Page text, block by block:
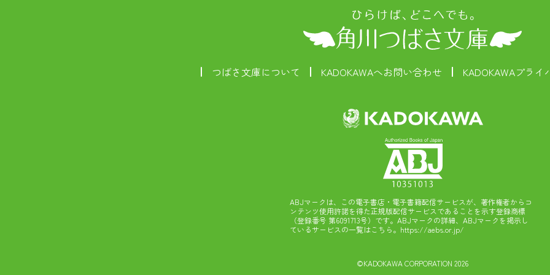
つばさ文庫について KADOKAWAへお問い合わせ KADOKAWAプラ
ABJマークは、この電子書店・電子書籍配信サービスが、著作権者からコ
ンテンツ使用許諾を得た正規版配信サービスであることを示す登録商標
（登録番号 第6091713号）です。ABJマークの詳細、ABJマークを掲示し
ているサービスの一覧はこちら。 https://aebs.or.jp/
©KADOKAWA CORPORATION 2026